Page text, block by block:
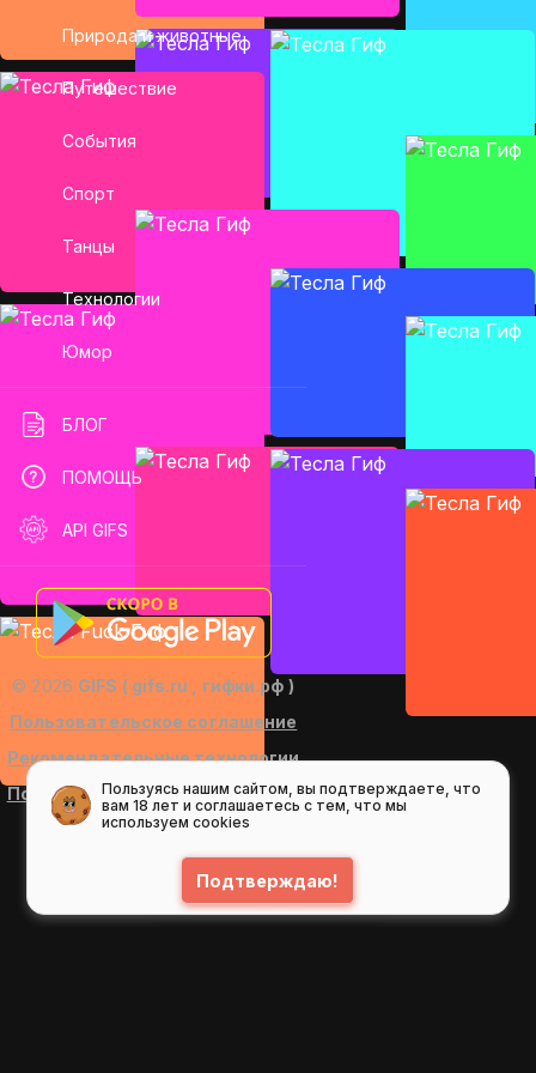
Природа и животные
Путешествие
События
Спорт
Танцы
Технологии
Юмор
БЛОГ
ПОМОЩЬ
API GIFS
© 2026 GIFS ( gifs.ru , гифки.рф )
Пользовательское соглашение
Рекомендательные технологии
Политика конфиденциальности
Пользуясь нашим сайтом, вы подтверждаете, что
вам 18 лет и соглашаетесь с тем, что мы
используем cookies
Подтверждаю!